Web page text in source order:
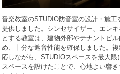
音楽教室のSTUDIO防音室の設計・施
提供しました。シンセサイザー、エレ
とする教室は、建物外部やテナントビ
め、十分な遮音性能を確保しました。
応しながら、STUDIOスペースを最大
スペースを設けたことで、心地よい響